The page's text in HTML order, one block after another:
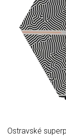
Ostravské